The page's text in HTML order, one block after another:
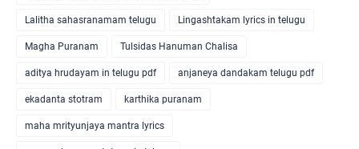
Lalitha sahasranamam telugu Lingashtakam lyrics in telugu
Magha Puranam Tulsidas Hanuman Chalisa
aditya hrudayam in telugu pdf anjaneya dandakam telugu pdf
ekadanta stotram karthika puranam
maha mrityunjaya mantra lyrics